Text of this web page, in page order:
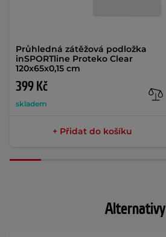
Průhledná zátěžová podložka
inSPORTline Proteko Clear
120x65x0,15 cm
399 Kč
skladem
+ Přidat do košíku
Alternativy